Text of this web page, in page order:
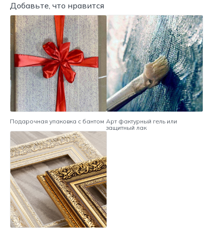
Добавьте, что нравится
Подарочная упаковка с бантом Арт фактурный гель или
защитный лак